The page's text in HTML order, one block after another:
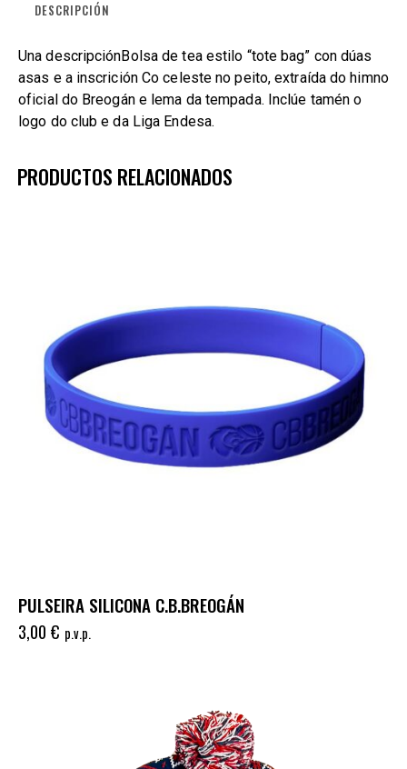
DESCRIPCIÓN
Una descripciónBolsa de tea estilo “tote bag” con dúas
asas e a inscrición Co celeste no peito, extraída do himno
oficial do Breogán e lema da tempada. Inclúe tamén o
logo do club e da Liga Endesa.
PRODUCTOS RELACIONADOS
PULSEIRA SILICONA C.B.BREOGÁN
3,00 € p.v.p.